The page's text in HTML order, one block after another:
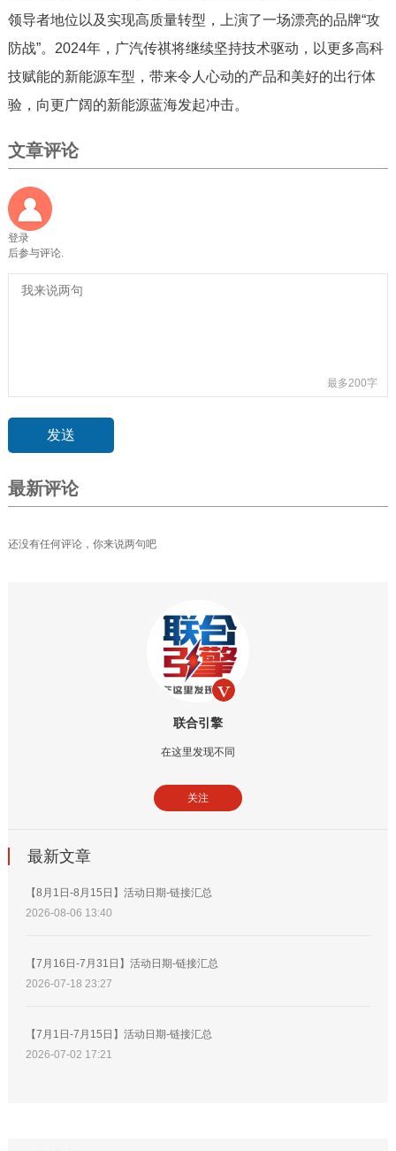
领导者地位以及实现高质量转型，上演了一场漂亮的品牌“攻
防战”。2024年，广汽传祺将继续坚持技术驱动，以更多高科
技赋能的新能源车型，带来令人心动的产品和美好的出行体
验，向更广阔的新能源蓝海发起冲击。
文章评论
登录
后参与评论.
最多200字
最新评论
还没有任何评论，你来说两句吧
联合引擎
在这里发现不同
关注
最新文章
【8月1日-8月15日】活动日期-链接汇总
2026-08-06 13:40
【7月16日-7月31日】活动日期-链接汇总
2026-07-18 23:27
【7月1日-7月15日】活动日期-链接汇总
2026-07-02 17:21